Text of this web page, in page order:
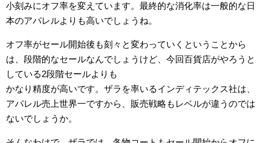
小刻みにオフ率を変えています。最終的な消化率は一般的な日
本のアパレルよりも高いでしょうね。
オフ率がセール開始後も刻々と変わっていくということから
は、段階的なセールなんでしょうけど、今回百貨店がやろうと
している2段階セールよりも
かなり精度が高いです。ザラを率いるインディテックス社は、
アパレル売上世界一ですから、販売戦略もレベルが違うのでは
ないでしょうか。